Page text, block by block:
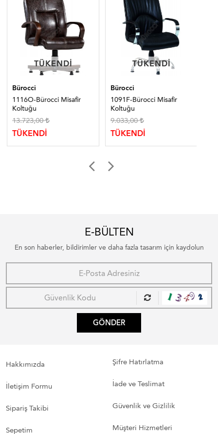
TÜKENDI
TÜKENDI
Bürocci
1116O-Bürocci Misafir
Koltuğu
13.723,00
TÜKENDİ
TÜKENDI
TÜKENDI
Bürocci
1091F-Bürocci Misafir
Koltuğu
9.033,00
TÜKENDİ
E-BÜLTEN
En son haberler, bildirimler ve daha fazla tasarım için kaydolun
GÖNDER
Hakkımızda
İletişim Formu
Sipariş Takibi
Sepetim
Şifre Hatırlatma
İade ve Teslimat
Güvenlik ve Gizlilik
Müşteri Hizmetleri